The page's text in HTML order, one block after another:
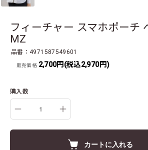
フィーチャー スマホポー
MZ
品番：4971587549601
販売価格 2,700円(税込2,970円)
購入数
カートに入れる